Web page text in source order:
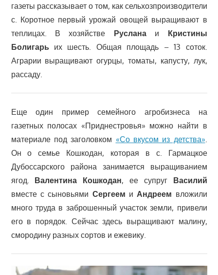
газеты рассказывает о том, как сельхозпроизводители
с. Коротное первый урожай овощей выращивают в
теплицах. В хозяйстве Русланаи Кристины
Болигарьих шесть. Общая площадь – 13 соток.
Аграрии выращивают огурцы, томаты, капусту, лук,
рассаду.
Еще один пример семейного агробизнеса на
газетных полосах «Приднестровья» можно найти в
материале под заголовком «Со вкусом из детства»
Он о семье Кошкодан, которая в с. Гармацкое
Дубоссарского района занимается выращиванием
ягод. Валентина Кошкодан, ее супруг Василий
вместе с сыновьями Сергеем и Андреем вложили
много труда в заброшенный участок земли, привели
его в порядок. Сейчас здесь выращивают малину,
смородину разных сортов и ежевику.